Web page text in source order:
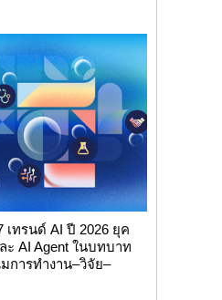
ทรนด์ AI ปี 2026 ยุค
ะ AI Agent ในบทบาท
ารทำงาน–วิจัย–